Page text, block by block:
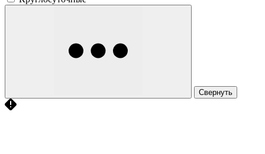
Свернуть